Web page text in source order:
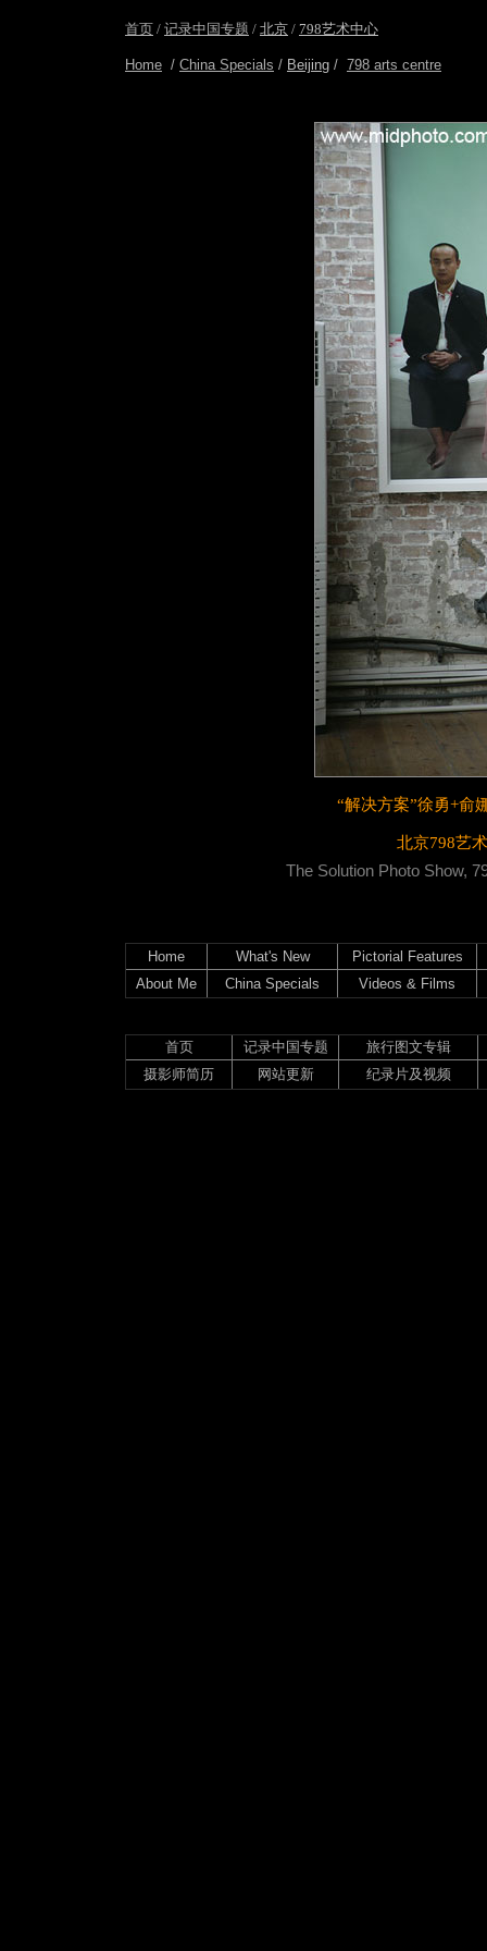
首页 / 记录中国专题 / 北京 / 798艺术中心
Home / China Specials / Beijing / 798 arts centre
“解决方案”徐勇+俞
北京798艺
The Solution Photo Show,
Home What's New
Pictorial Features
About Me
China Specials Videos & Films
首页 记录中国专题
旅行图文专辑
摄影师简历
网站更新 纪录片及视频